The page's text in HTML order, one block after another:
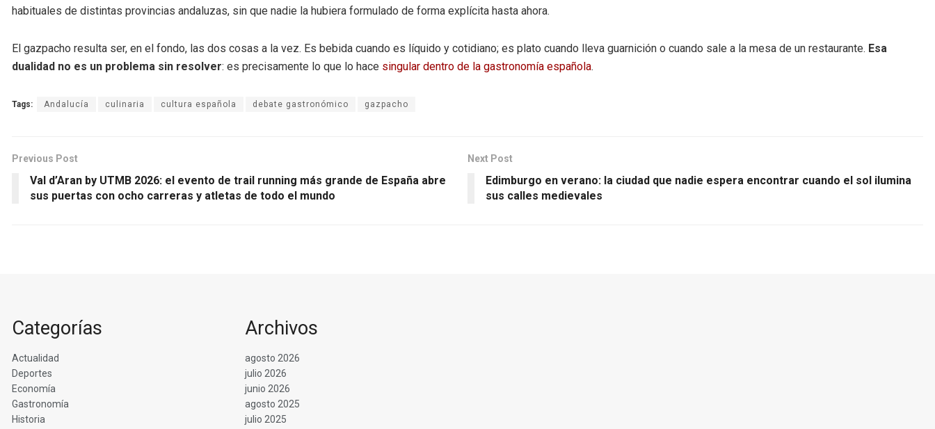
habituales de distintas provincias andaluzas, sin que nadie la hubiera formulado de forma explícita hasta ahora.
El gazpacho resulta ser, en el fondo, las dos cosas a la vez. Es bebida cuando es líquido y cotidiano; es plato cuando lleva guarnición o cuando sale a la mesa de un restaurante. Esa
dualidad no es un problema sin resolver: es precisamente lo que lo hace singular dentro de la gastronomía española.
Tags: Andalucía culinaria cultura española debate gastronómico gazpacho
Previous Post
Val d’Aran by UTMB 2026: el evento de trail running más grande de España abre
sus puertas con ocho carreras y atletas de todo el mundo
Next Post
Edimburgo en verano: la ciudad que nadie espera encontrar cuando el sol ilumina
sus calles medievales
Categorías
Actualidad
Deportes
Economía
Gastronomía
Historia
Archivos
agosto 2026
julio 2026
junio 2026
agosto 2025
julio 2025